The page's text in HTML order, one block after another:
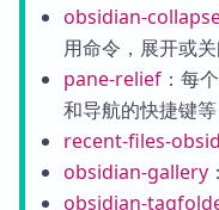
obsidian-
用命令，展开或
pane-relief：每
和导航的快捷键等
recent-files-
obsidian-gallery
obsidian-